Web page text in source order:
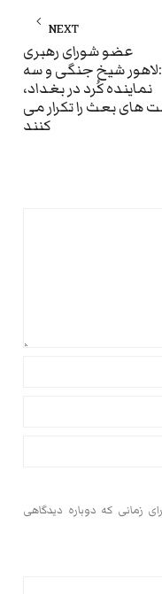
NEXT
عضو شورای رهبری
شیخ جنگی و سه
نماینده کُرد در بغداد،
های بعث را تکرار می
کنند
زمانی که دوباره دیدگاهی